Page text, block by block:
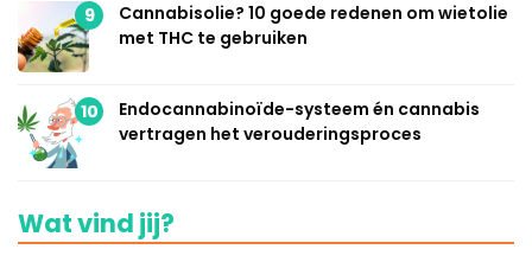
9
Cannabisolie? 10 goede redenen om wietolie
met THC te gebruiken
10
Endocannabinoïde-systeem én cannabis
vertragen het verouderingsproces
Wat vind jij?